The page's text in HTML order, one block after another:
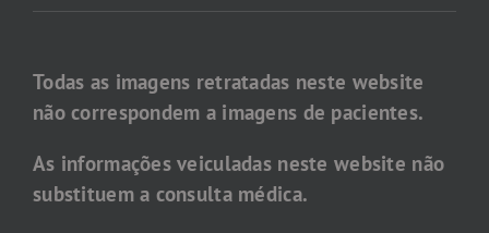
Todas as imagens retratadas neste website
não correspondem a imagens de pacientes.
As informações veiculadas neste website não
substituem a consulta médica.